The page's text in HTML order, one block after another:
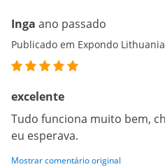
Inga ano passado
Publicado em Expondo Lithuania
excelente
Tudo funciona muito bem,
eu esperava.
Mostrar comentário original